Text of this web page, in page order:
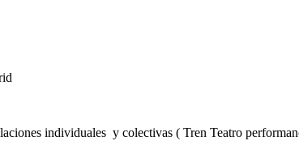
individuales y colectivas ( Tren Teatro